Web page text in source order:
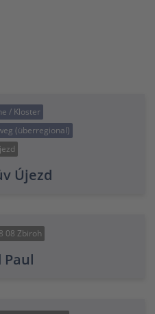
/ Kloster
(überregional)
Újezd
08 Zbiroh
Paul